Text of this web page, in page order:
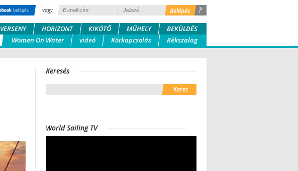
?
vagy
VERSENY HORIZONT KIKÖTŐ MŰHELY
BEKÜLDÉS
Women On Water
videó Körkapcsolás Kékszalag
Keresés
World Sailing TV